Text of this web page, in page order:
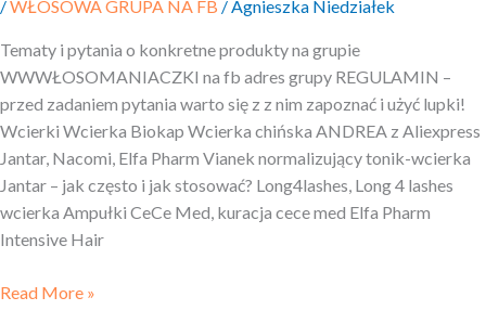
/WŁOSOWA GRUPA NA FB /Agnieszka Niedziałek
Tematy i pytania o konkretne produkty na grupie
WWWŁOSOMANIACZKI na fb adres grupy REGULAMIN –
przed zadaniem pytania warto się z z nim zapoznać i użyć lupki!
Wcierki Wcierka Biokap Wcierka chińska ANDREA z Aliexpress
Jantar, Nacomi, Elfa Pharm Vianek normalizujący tonik-wcierka
Jantar – jak często i jak stosować? Long4lashes, Long 4 lashes
wcierka Ampułki CeCe Med, kuracja cece med Elfa Pharm
Intensive Hair
Read More »